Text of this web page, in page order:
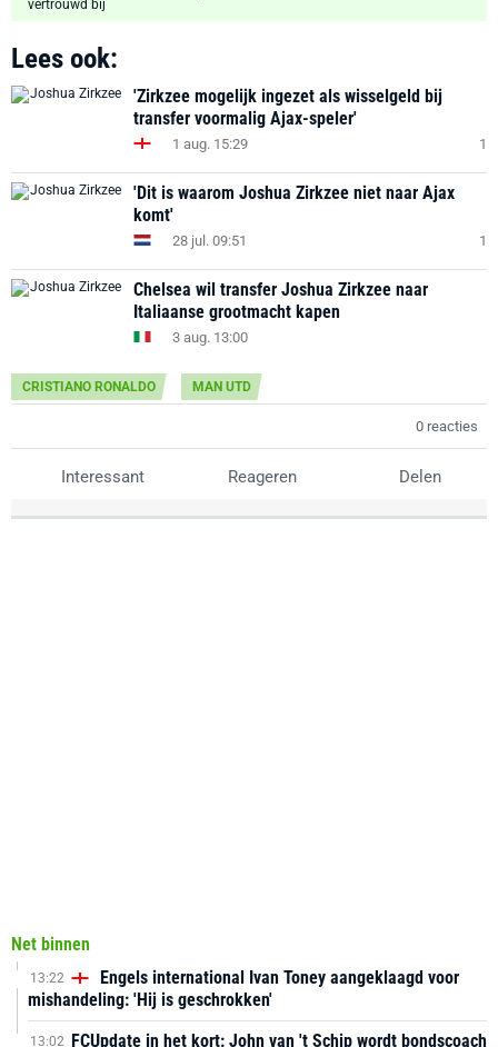
Lees ook:
'Zirkzee mogelijk ingezet als wisselgeld bij
transfer voormalig Ajax-speler'
1 aug. 15:29 1
'Dit is waarom Joshua Zirkzee niet naar Ajax
komt'
28 jul. 09:51 1
Chelsea wil transfer Joshua Zirkzee naar
Italiaanse grootmacht kapen
3 aug. 13:00
CRISTIANO RONALDO MAN UTD
0 reacties
Interessant Reageren Delen
Net binnen
13:22
Engels international Ivan Toney aangeklaagd voor
mishandeling: 'Hij is geschrokken'
13:02 FCUpdate in het kort: John van 't Schip wordt bondscoach